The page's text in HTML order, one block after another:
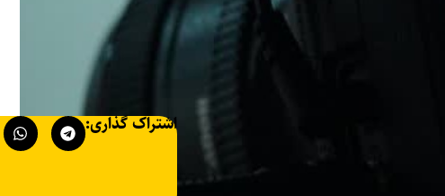
اشتراک گذاری: